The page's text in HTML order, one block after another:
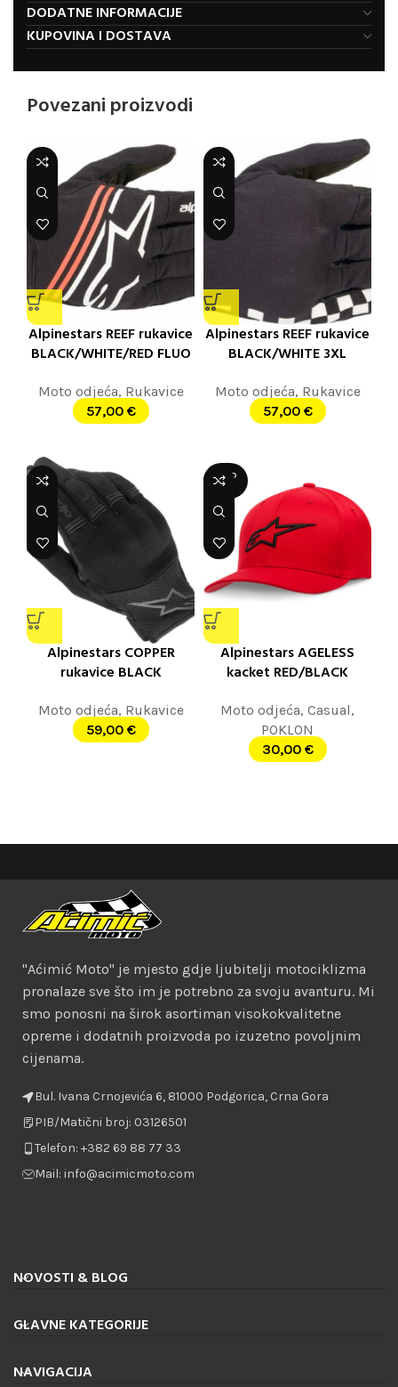
DODATNE INFORMACIJE
KUPOVINA I DOSTAVA
Povezani proizvodi
Alpinestars REEF rukavice
BLACK/WHITE/RED FLUO
Moto odjeća, Rukavice
57,00 €
Alpinestars REEF rukavice
BLACK/WHITE 3XL
Moto odjeća, Rukavice
57,00 €
Alpinestars COPPER
rukavice BLACK
Moto odjeća, Rukavice
59,00 €
SOLD
OUT
Alpinestars AGELESS
kacket RED/BLACK
Moto odjeća, Casual,
POKLON
30,00 €
"Aćimić Moto" je mjesto gdje ljubitelji motociklizma
pronalaze sve što im je potrebno za svoju avanturu. Mi
smo ponosni na širok asortiman visokokvalitetne
opreme i dodatnih proizvoda po izuzetno povoljnim
cijenama.
Bul. Ivana Crnojevića 6, 81000 Podgorica, Crna Gora
PIB/Matični broj: 03126501
Telefon: +382 69 88 77 33
Mail: info@acimicmoto.com
NOVOSTI & BLOG
GLAVNE KATEGORIJE
NAVIGACIJA